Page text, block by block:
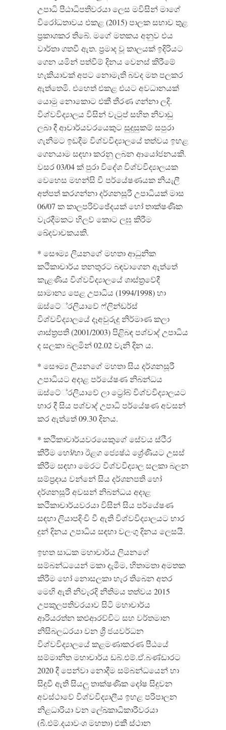
උපාධි පීඨාධිපතිවරයා ලෙස මවිසින් මාගේ
විරෝධතාවය එකළ (2015) පාලක සභාව තුළ
ප්‍රකාශකර තිබේ. මගේ මතකය අනුව එය
වාර්තා ගතවී ඇත. ප්‍රමාද වූ කාලයක් ඉදිරියට
ගෙන යමින් පත්වීම් දිනය වෙනස් කිරීමේ
හැකියාවක් අපට නොමැති බවද මත පලකර
ඇත්තෙමි. එහෙත් එකළ එයට අවධානයක්
යොමු නොකොට එකී තීරණ ගන්නා ලදි.
විශ්වවිද්‍යාලය විසින් වැටුප් සහිත නිවාඩු
ලබා දී ආචාර්යවරයෙකුට සුදුසුකම් සපුරා
ගැනීමට ඉඩදීම විශ්වවිද්‍යාලයේ තත්වය ඉහළ
ගෙනයාම සඳහා කරනු ලබන ආයෝජනයකි.
වසර 03/04 ක් පුරා විදේශ විශ්වවිද්‍යාලයක
වෙහෙස මහන්සි වී පර්යේෂණයක නියැලී
අත්පත් කරගන්නා දර්ශනසූරී උපාධියක් මාස
06/07 ක කාලපරිච්ඡේදයක් හෝ තාක්ෂණික
වැරදීමකට හිලව් කොට ලඝු කිරීම
ඛේදවාචකයකි.
* සෞම්‍ය ලියනගේ මහතා ආධුනික
කථිකාචාර්ය තනතුරට බඳවාගෙන ඇත්තේ
කැළණිය විශ්වවිද්‍යාලයේ ශාස්ත්‍රවේදී
සාමාන්‍ය පෙළ උපාධිය (1994/1998) හා
ඔස්ටේ්‍රලියාවේ ෆ්ලින්ඩර්ස්
විශ්වවිද්‍යාලයේ දෑඅවුරුදු නිර්මාණ කලා
ශාස්ත්‍රපති (2001/2003) පිළිබඳ පශ්චාද් උපාධිය
ද සලකා බලමින් 02.02 වැනි දින ය.
* සෞම්‍ය ලියනගේ මහතා සිය දර්ශනසූරී
උපාධියට අදාළ පර්යේෂණ නිබන්ධය
ඔස්ටේ්‍රලියාවේ ලා ට්‍රෝබ් විශ්වවිද්‍යාලයට
භාර දී සිය පශ්චාද් උපාධි පර්යේෂණ අවසන්
කර ඇත්තේ 09.30 දිනය.
* කථිකාචාර්යවරයෙකුගේ සේවය ස්ථීර
කිරීම හෝ/හා ඊළග ජ්‍යෙෂ්ඨ ශ්‍රේණියට උසස්
කිරීම සඳහා මෙරට විශ්වවිද්‍යාල සලකා බලන
සම්ප්‍රදාය වන්නේ සිය දර්ශනපති හෝ
දර්ශනසූරී අවසන් නිබන්ධය අදාළ
කථිකාචාර්යවරයා විසින් සිය පර්යේෂණ
සඳහා ලියාපදිංචි වී ඇති විශ්වවිද්‍යාලයට භාර
දුන් දිනය උපාධිය සඳහා වලංගු දිනය ලෙසයි.
ඉහත සාධක මහාචාර්ය ලියනගේ
සම්බන්ධයෙන් මකා දැමීම, හිතාමතා අමතක
කිරීම හෝ නොසලකා හැර තිබෙන අතර
මෙහි ඇති නිවැරදි නීතිමය තත්වය 2015
උපකුලපතිවරයාව සිටි මහාචාර්ය
ආරියරත්න කළුආරච්චිට සහ වර්තමාන
නිසිබලධරයා වන ශ්‍රී ජයවර්ධන
විශ්වවිද්‍යාලයේ කළමණාකරණ පීඨයේ
සම්මානිත මහාචාර්ය ඩබ්.එම්.ඒ.බණ්ඩාරට
2020 දී පෙන්වා නොදීම සම්බන්ධයෙන් හා
සිදුවී ඇති සියලු තාක්ෂණික දෝෂ සිදුවන
අවස්ථාවේ විශ්වවිද්‍යාලීය ඉහළ පරිපාලන
නිළධාරියා වන ලේඛකාධිකාරීවරයා
(බී.එම්.දයාවංශ මහතා) එකී ස්ථාන